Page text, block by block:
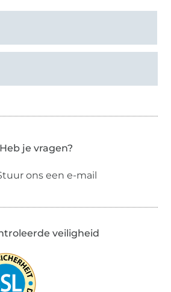
Heb je vragen?
ons een e-mail
veiligheid